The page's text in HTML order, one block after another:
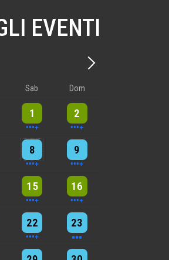
EVENTI
Avanti - Mese
Sab Dom
1
9 events 2
8 events
8
7 events 9
8 events
15
7 events 16
4 events
22
4 events 23
3 events
2 events 4 events